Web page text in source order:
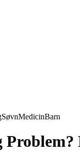
SøvnMedicinBarn